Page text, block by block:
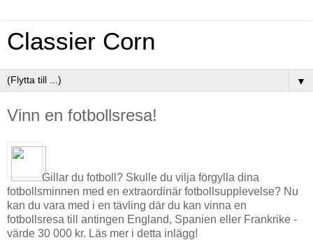
Classier Corn
▼
Vinn en fotbollsresa!
Gillar du fotboll? Skulle du vilja förgylla dina
fotbollsminnen med en extraordinär fotbollsupplevelse? Nu
kan du vara med i en tävling där du kan vinna en
fotbollsresa till antingen England, Spanien eller Frankrike -
värde 30 000 kr. Läs mer i detta inlägg!